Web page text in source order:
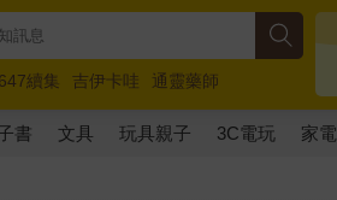
續集 吉伊卡哇
通靈藥師
動員5 超慢跑
書 文具 玩具親子 3C電玩 家電